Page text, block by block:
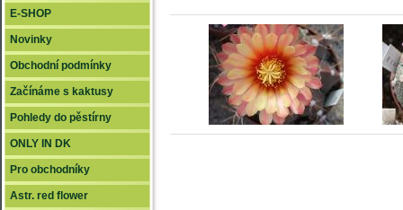
E-SHOP
Novinky
Obchodní podmínky
Začínáme s kaktusy
Pohledy do pěstírny
ONLY IN DK
Pro obchodníky
Astr. red flower